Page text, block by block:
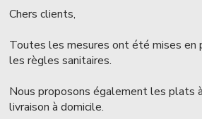
Chers clients,
Toutes les mesures ont été mises en
les règles sanitaires.
Nous proposons également les plats
livraison à domicile.